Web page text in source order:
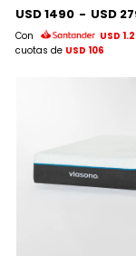
USD 1490 - USD
Con USD
cuotas de USD 106